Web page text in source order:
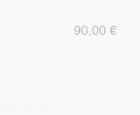
90,00 €